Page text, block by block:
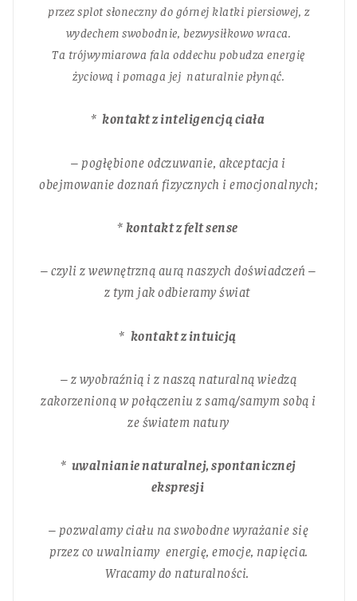
przez splot słoneczny do górnej klatki piersiowej, z
wydechem swobodnie, bezwysiłkowo wraca.
Ta trójwymiarowa fala oddechu pobudza energię
życiową i pomaga jej naturalnie płynąć.
* kontakt z inteligencją ciała
– pogłębione odczuwanie, akceptacja i
obejmowanie doznań fizycznych i emocjonalnych;
* kontakt z felt sense
– czyli z wewnętrzną aurą naszych doświadczeń –
z tym jak odbieramy świat
* kontakt z intuicją
– z wyobraźnią i z naszą naturalną wiedzą
zakorzenioną w połączeniu z samą/samym sobą i
ze światem natury
* uwalnianie naturalnej, spontanicznej
ekspresji
– pozwalamy ciału na swobodne wyrażanie się
przez co uwalniamy energię, emocje, napięcia.
Wracamy do naturalności.